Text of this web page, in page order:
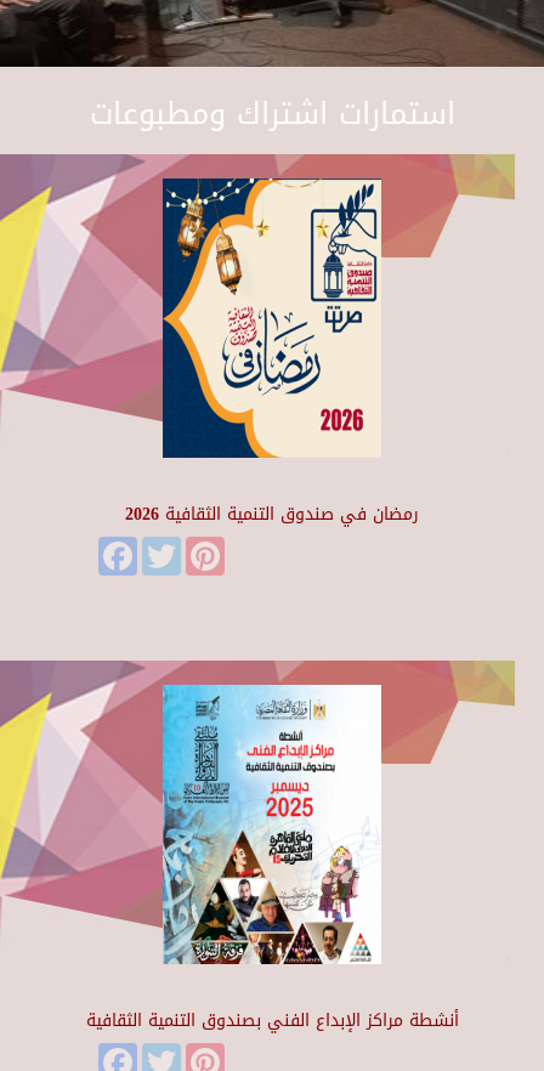
استمارات اشتراك ومطبوعات
رمضان في صندوق التنمية الثقافية 2026
FacebookTwitter
أنشطة مراكز الإبداع الفني بصندوق التنمية الثقافية
FacebookTwitter